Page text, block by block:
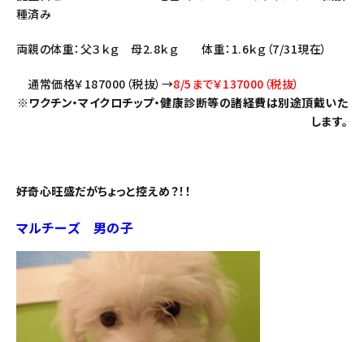
種済み
両親の体重：父３ｋｇ 母2.8ｋｇ 体重：1.6ｋｇ（7/31現在）
通常価格￥187000（税抜）→8/5まで￥137000（税抜）
※ワクチン・マイクロチップ・健康診断等の諸経費は別途頂戴いた
します。
好奇心旺盛だがちょっと控えめ？！！
マルチーズ 男の子